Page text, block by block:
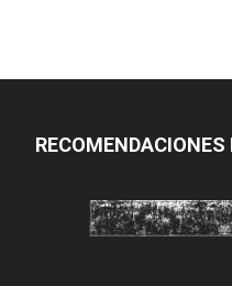
RECOMENDACIONES